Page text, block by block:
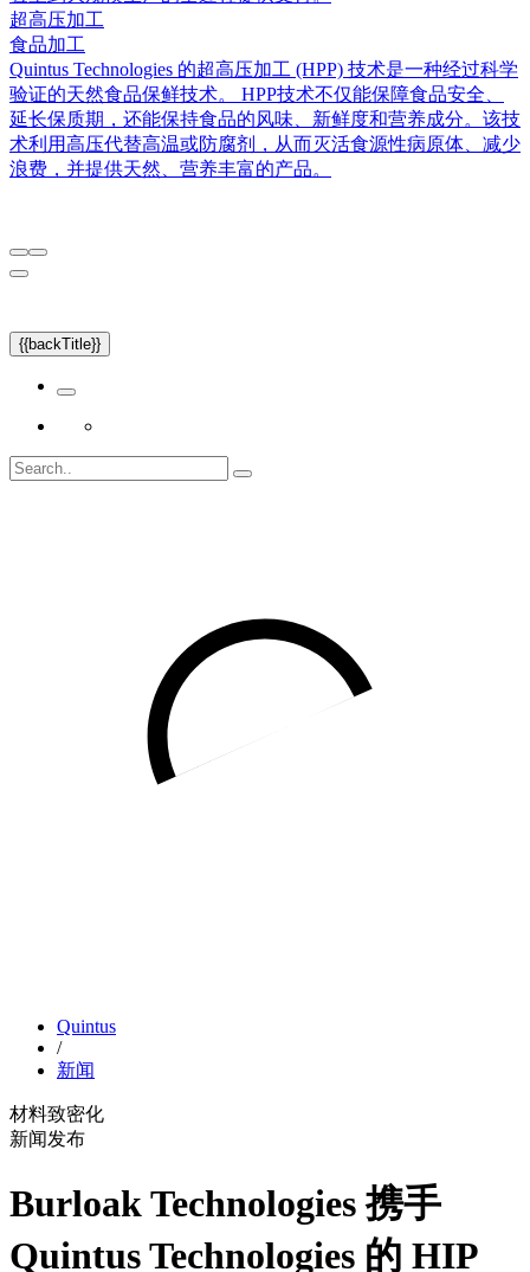
超高压加工
食品加工
Quintus Technologies 的超高压加工 (HPP) 技术是一种经过科学
验证的天然食品保鲜技术。 HPP技术不仅能保障食品安全、
延长保质期，还能保持食品的风味、新鲜度和营养成分。该技
术利用高压代替高温或防腐剂，从而灭活食源性病原体、减少
浪费，并提供天然、营养丰富的产品。
{{backTitle}}
Quintus
/
新闻
材料致密化
新闻发布
Burloak Technologies 携手
Quintus Technologies 的 HIP